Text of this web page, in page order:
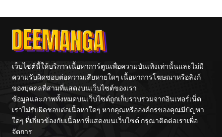
เว็บไซต์นี้ให้บริการเนื้อหาการ์ตูนเพื่อความบันเทิงเท่านั้นและไม่มี
ความรับผิดชอบต่อความเสียหายใดๆ เนื้อหาการโฆษณาหรือลิงก์
ของบุคคลที่สามที่แสดงบนเว็บไซต์ของเรา
ข้อมูลและภาพทั้งหมดบนเว็บไซต์ถูกเก็บรวบรวมจากอินเทอร์เน็ต
เราไม่รับผิดชอบต่อเนื้อหาใดๆ หากคุณหรือองค์กรของคุณมีปัญหา
ใดๆ ที่เกี่ยวข้องกับเนื้อหาที่แสดงบนเว็บไซต์ กรุณาติดต่อเราเพื่อ
จัดการ